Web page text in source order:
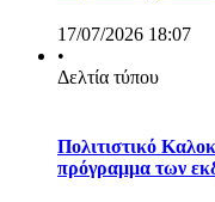
17/07/2026 18:07
•
Δελτία τύπου
Πολιτιστικό
πρόγραμμα των